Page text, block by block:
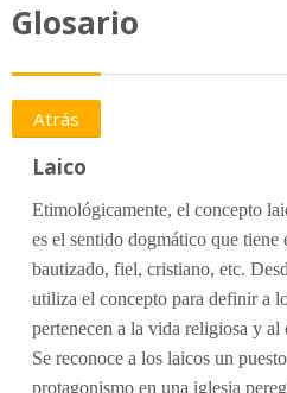
Diplomados
Bachilleratos
Blog
FAQ
Buscar
cursos
Glosario
Atrás
Laico
Etimológicamente, el concepto
es el sentido dogmático que
bautizado, fiel, cristiano, etc.
utiliza el concepto para definir a
pertenecen a la vida religiosa y al
Se reconoce a los laicos un
protagonismo en una iglesia